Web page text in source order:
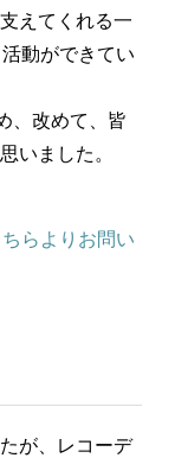
えてくれる一
動ができてい
、改めて、皆
いました。
らよりお問い
が、レコーデ